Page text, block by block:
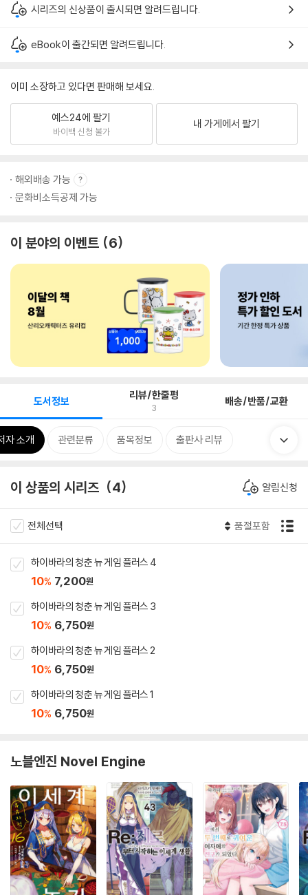
시리즈의 신상품이 출시되면 알려드립니다.
eBook이 출간되면 알려드립니다.
이미 소장하고 있다면 판매해 보세요.
예스24에 팔기
바이백 신청 불가
내 가게에서 팔기
해외배송 가능
문화비소득공제 가능
이 분야의 이벤트 6
도서정보 리뷰/한줄평
3 배송/반품/교환
자 소개 관련분류 품목정보 출판사 리뷰
이 상품의 시리즈 4 알림신청
전체선택 품절포함
하이바라의 청춘 뉴 게임 플러스 4
10% 7,200원
하이바라의 청춘 뉴 게임 플러스 3
10% 6,750원
하이바라의 청춘 뉴 게임 플러스 2
10% 6,750원
하이바라의 청춘 뉴 게임 플러스 1
10% 6,750원
노블엔진 Novel Engine